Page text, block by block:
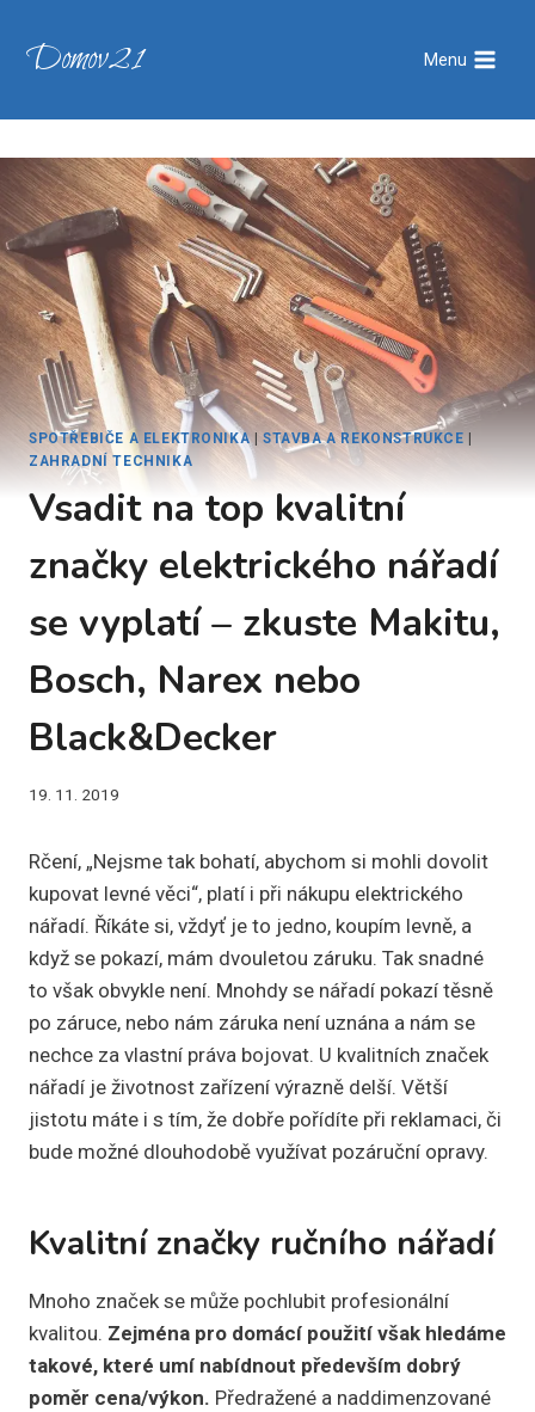
Domov21 Menu
SPOTŘEBIČE A ELEKTRONIKA|STAVBA A REKONSTRUKCE |
ZAHRADNÍ TECHNIKA
Vsadit na top kvalitní
značky elektrického nářadí
se vyplatí – zkuste Makitu,
Bosch, Narex nebo
Black&Decker
19. 11. 2019
Rčení, „Nejsme tak bohatí, abychom si mohli dovolit
kupovat levné věci“, platí i při nákupu elektrického
nářadí. Říkáte si, vždyť je to jedno, koupím levně, a
když se pokazí, mám dvouletou záruku. Tak snadné
to však obvykle není. Mnohdy se nářadí pokazí těsně
po záruce, nebo nám záruka není uznána a nám se
nechce za vlastní práva bojovat. U kvalitních značek
nářadí je životnost zařízení výrazně delší. Větší
jistotu máte i s tím, že dobře pořídíte při reklamaci, či
bude možné dlouhodobě využívat pozáruční opravy.
Kvalitní značky ručního nářadí
Mnoho značek se může pochlubit profesionální
kvalitou. Zejména pro domácí použití však hledáme
takové, které umí nabídnout především dobrý
poměr cena/výkon. Předražené a naddimenzované